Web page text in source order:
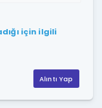
için ilgili
Alıntı Yap